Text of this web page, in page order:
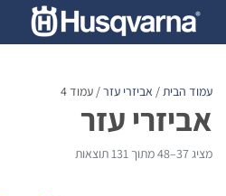
content
עמוד הבית/ אביזרי עזר/ עמוד 4
אביזרי עזר
מציג 37–48 מתוך 131 תוצאות